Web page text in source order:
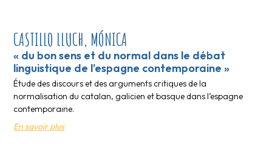
CASTILLO LLUCH, MÓNICA
« du bon sens et du normal dans le débat
linguistique de l’espagne contemporaine »
Étude des discours et des arguments critiques de la
normalisation du catalan, galicien et basque dans l’espagne
contemporaine.
En savoir plus